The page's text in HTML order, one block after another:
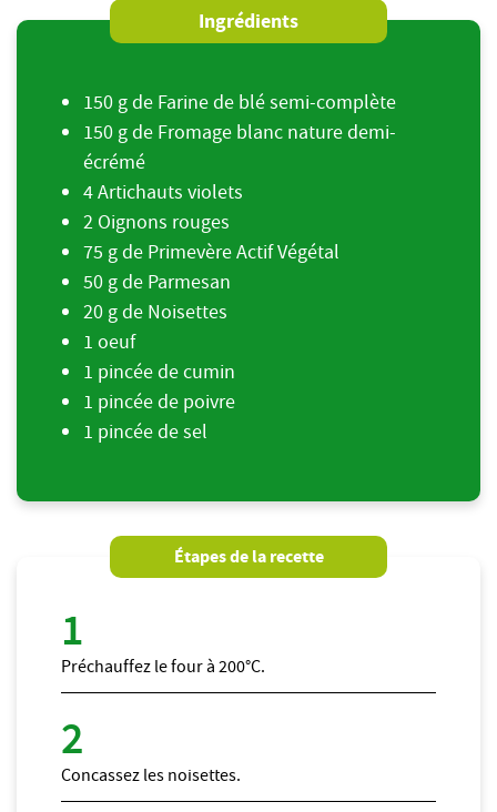
Ingrédients
150 g de Farine de blé semi-complète
150 g de Fromage blanc nature demi-
écrémé
4 Artichauts violets
2 Oignons rouges
75 g de Primevère Actif Végétal
50 g de Parmesan
20 g de Noisettes
1 oeuf
1 pincée de cumin
1 pincée de poivre
1 pincée de sel
Étapes de la recette
Préchauffez le four à 200°C.
Concassez les noisettes.